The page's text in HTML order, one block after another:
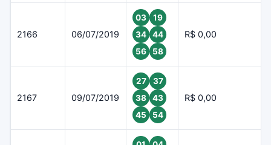
2166 06/07/2019
03
19
34
44
56
58
R$ 0,00
2167 09/07/2019
27
37
38
43
45
54
R$ 0,00